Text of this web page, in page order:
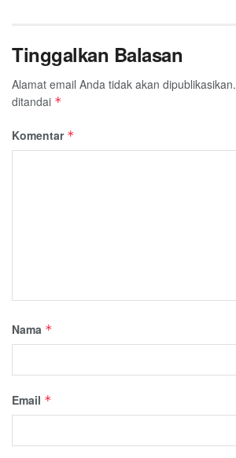
Tinggalkan Balasan
Alamat email Anda tidak akan dipublikasikan.
ditandai *
Komentar *
Nama *
Email *